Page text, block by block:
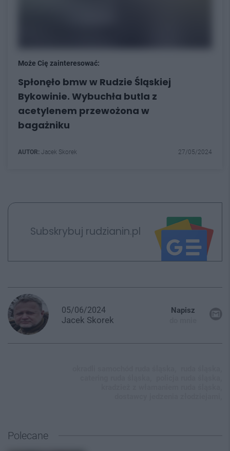
Może Cię zainteresować:
Spłonęło bmw w Rudzie Śląskiej
Bykowinie. Wybuchła butla z
acetylenem przewożona w
bagażniku
AUTOR: Jacek Skorek 27/05/2024
Subskrybuj rudzianin.pl
05/06/2024
Jacek Skorek
Napisz
Polecane